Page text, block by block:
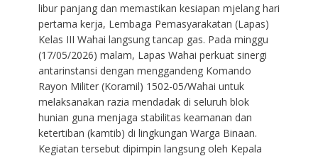
libur panjang dan memastikan kesiapan mjelang hari
pertama kerja, Lembaga Pemasyarakatan (Lapas)
Kelas III Wahai langsung tancap gas. Pada minggu
(17/05/2026) malam, Lapas Wahai perkuat sinergi
antarinstansi dengan menggandeng Komando
Rayon Militer (Koramil) 1502-05/Wahai untuk
melaksanakan razia mendadak di seluruh blok
hunian guna menjaga stabilitas keamanan dan
ketertiban (kamtib) di lingkungan Warga Binaan.
‎Kegiatan tersebut dipimpin langsung oleh Kepala